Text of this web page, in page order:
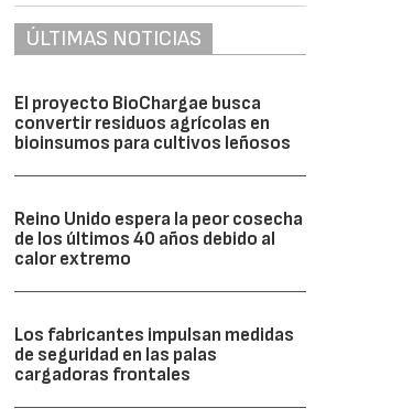
ÚLTIMAS NOTICIAS
El proyecto BioChargae busca
convertir residuos agrícolas en
bioinsumos para cultivos leñosos
Reino Unido espera la peor cosecha
de los últimos 40 años debido al
calor extremo
Los fabricantes impulsan medidas
de seguridad en las palas
cargadoras frontales